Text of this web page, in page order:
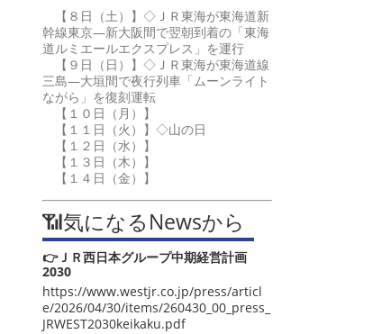
【８日（土）】◇ＪＲ東海が東海道新
幹線東京―新大阪間で翌朝到着の「東海
道ルミエールエクスプレス」を運行
【９日（日）】◇ＪＲ東海が東海道線
三島―大垣間で夜行列車「ムーンライト
ながら」を復刻運転
【１０日（月）】
【１１日（火）】◇山の日
【１２日（水）】
【１３日（木）】
【１４日（金）】
📶気になるNewsから
👉ＪＲ西日本グループ中期経営計画
2030
https://www.westjr.co.jp/press/articl
e/2026/04/30/items/260430_00_press_
JRWEST2030keikaku.pdf